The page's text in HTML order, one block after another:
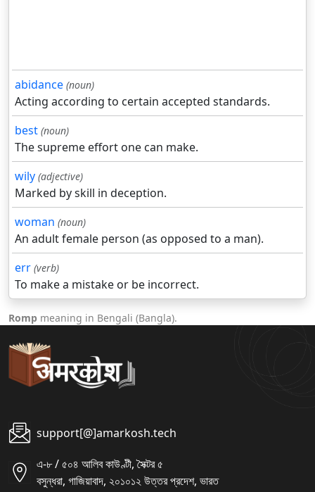
abidance (noun)
Acting according to certain accepted standards.
best (noun)
The supreme effort one can make.
wily (adjective)
Marked by skill in deception.
woman (noun)
An adult female person (as opposed to a man).
err (verb)
To make a mistake or be incorrect.
Romp meaning in Bengali (Bangla).
support[@]amarkosh.tech
এ-৮ / ৫০৪ আলিব কাউণ্টী, সৈক্টর ৫
বসুন্ধরা, গাজিয়াবাদ, ২০১০১২ উত্তর প্রদেশ, ভারত